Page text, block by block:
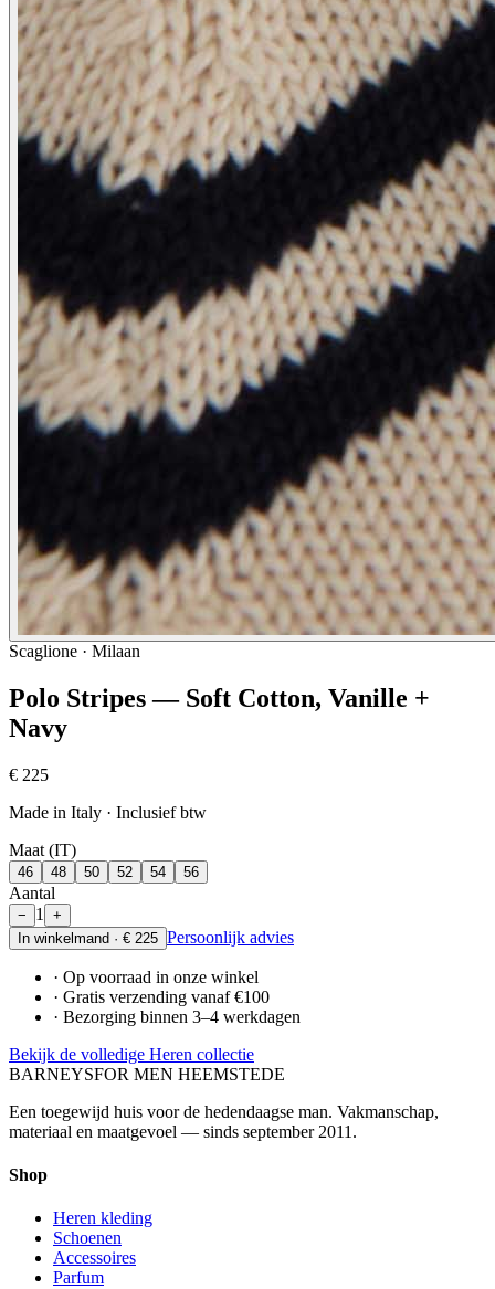
Scaglione · Milaan
Polo Stripes — Soft Cotton, Vanille +
Navy
€ 225
Made in Italy · Inclusief btw
Maat (IT)
46 48 50 52 54 56
Aantal
− 1
+
In winkelmand · € 225 Persoonlijk advies
· Op voorraad in onze winkel
· Gratis verzending vanaf €100
· Bezorging binnen 3–4 werkdagen
Bekijk de volledige Heren collectie
BARNEYSFOR MEN HEEMSTEDE
Een toegewijd huis voor de hedendaagse man. Vakmanschap,
materiaal en maatgevoel — sinds september 2011.
Shop
Heren kleding
Schoenen
Accessoires
Parfum